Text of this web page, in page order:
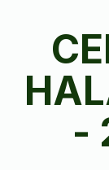
-